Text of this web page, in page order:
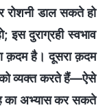
डाल सकते हो
दुराग्रही स्‍वभाव
क़दम है। दूसरा क़दम
को व्‍यक्‍त करते हैं—ऐसे
का अभ्यास कर सकते